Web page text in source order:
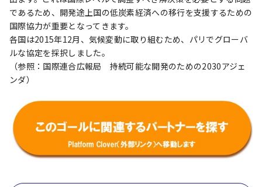
であるため、開発途上国の低炭素経済への移行を支援するための
国際協力が重要となってきます。
各国は2015年12月、気候変動に取り組むため、パリでグローバ
ルな協定を採択しました。
（参照：国際連合広報局 持続可能な開発のための2030アジェ
ンダ）